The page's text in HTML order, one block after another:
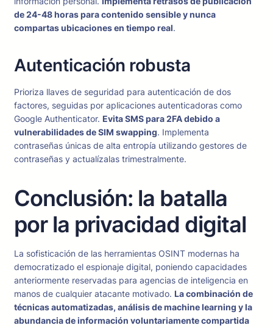
de 24-48 horas para contenido sensible y nunca
compartas ubicaciones en tiempo real.
Autenticación robusta
Prioriza llaves de seguridad para autenticación de dos
factores, seguidas por aplicaciones autenticadoras como
Google Authenticator. Evita SMS para 2FA debido a
vulnerabilidades de SIM swapping. Implementa
contraseñas únicas de alta entropía utilizando gestores de
contraseñas y actualízalas trimestralmente.
Conclusión: la batalla
por la privacidad digital
La sofisticación de las herramientas OSINT modernas ha
democratizado el espionaje digital, poniendo capacidades
anteriormente reservadas para agencias de inteligencia en
manos de cualquier atacante motivado. La combinación de
técnicas automatizadas, análisis de machine learning y la
abundancia de información voluntariamente compartida